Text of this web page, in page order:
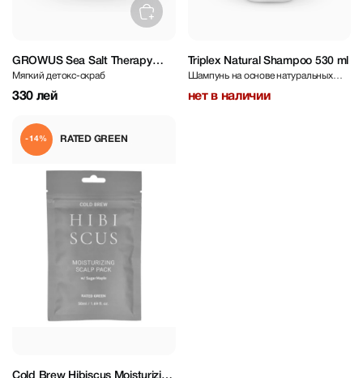
GROWUS Sea Salt Therapy
Scalp Scaler 120 g
Мягкий детокс-скраб
330 лей
Triplex Natural Shampoo 530 ml
Шампунь на основе натуральных
нет в наличии
RATED GREEN
-14%